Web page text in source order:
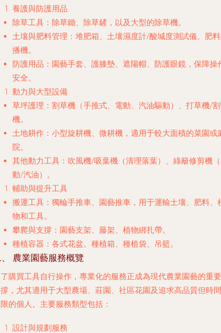
養護與防護用品
除草工具 ：除草鋤、除草鏟，以及大型的除草機。
土壤與肥料管理 ：堆肥箱、土壤濕度計/酸堿度測試儀、肥
播機。
防護用品 ：園藝手套、護膝墊、遮陽帽、防護眼鏡，保障操
安全。
動力與大型設備
草坪護理 ：割草機（手推式、電動、汽油驅動）、打草機/
機。
土地耕作 ：小型旋耕機、微耕機，適用于較大面積的菜園或
院。
其他動力工具 ：吹風機/吸葉機（清理落葉）、綠籬修剪機
動/汽油）。
輔助與提升工具
搬運工具 ：獨輪手推車、園藝推車，用于運輸土壤、肥料、
物和工具。
攀爬與支撐 ：園藝支架、藤架、植物綁扎帶。
種植容器 ：各式花盆、種植箱、種植袋、吊籃。
農業園藝服務概覽
購買工具自行操作，專業化的服務正成為現代農業園藝的重要
，尤其適用于大型農場、莊園、社區花園及追求高品質但時間
的個人。主要服務類型包括：
設計與規劃服務